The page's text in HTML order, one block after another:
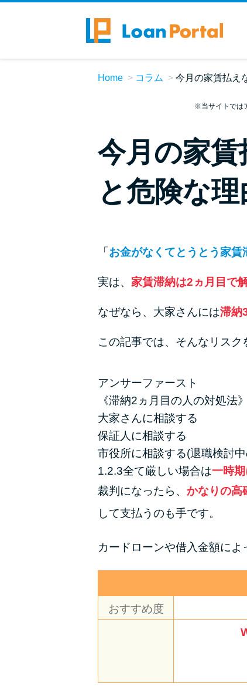
Home コラム 今月の家賃払え
※当サイトでは
今月の家
と危険な
「お金がなくてとうとう家
実は、 家賃滞納は2ヵ月目で
なぜなら、大家さんには滞納
この記事では、そんなリスク
アンサーファースト
《滞納2ヵ月目の人の対処法》
大家さんに相談する
保証人に相談する
市役所に相談する(退職検討
1.2.3全て厳しい場合は一時
裁判になったら、 かなりの高
して支払うのも手です。
カードローンや借入金額によ
おすすめ度